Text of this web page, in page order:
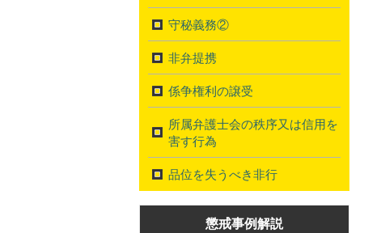
守秘義務②
非弁提携
係争権利の譲受
所属弁護士会の秩序又は信用を
害す行為
品位を失うべき非行
懲戒事例解説